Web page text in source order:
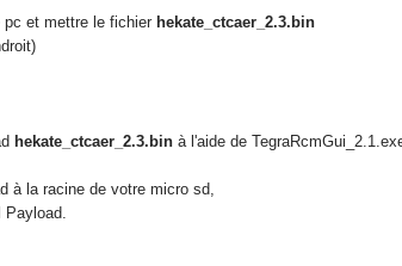
pc et mettre le fichier hekate_ctcaer_2.3.bin
hekate_ctcaer_2.3.bin à l'aide de
à la racine de votre micro sd,
Payload.